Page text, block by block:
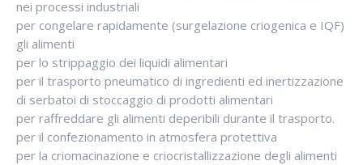
nei processi industriali
per congelare rapidamente (surgelazione criogenica e IQF)
gli alimenti
per lo strippaggio dei liquidi alimentari
per il trasporto pneumatico di ingredienti ed inertizzazione
di serbatoi di stoccaggio di prodotti alimentari
per raffreddare gli alimenti deperibili durante il trasporto.
per il confezionamento in atmosfera protettiva
per la criomacinazione e criocristallizzazione degli alimenti